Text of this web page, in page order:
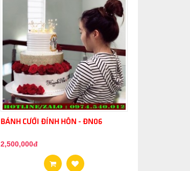
BÁNH CƯỚI ĐÍNH HÔN - ĐN06
2,500,000đ